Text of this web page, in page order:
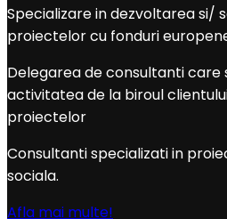
Specializare in dezvoltarea si/
proiectelor cu fonduri
Delegarea de consultanti care
activitatea de la biroul
proiectelor
Consultanti specializati in
sociala.
Afla mai multe!